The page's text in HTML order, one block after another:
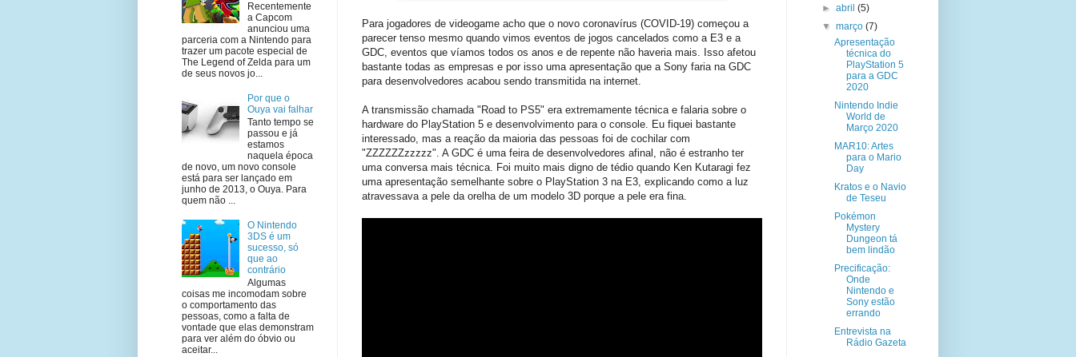
Para jogadores de videogame acho que o novo coronavírus (COVID-19) começou a
parecer tenso mesmo quando vimos eventos de jogos cancelados como a E3 e a
GDC, eventos que víamos todos os anos e de repente não haveria mais. Isso afetou
bastante todas as empresas e por isso uma apresentação que a Sony faria na GDC
para desenvolvedores acabou sendo transmitida na internet.
A transmissão chamada "Road to PS5" era extremamente técnica e falaria sobre o
hardware do PlayStation 5 e desenvolvimento para o console. Eu fiquei bastante
interessado, mas a reação da maioria das pessoas foi de cochilar com
"ZZZZZZzzzzz". A GDC é uma feira de desenvolvedores afinal, não é estranho ter
uma conversa mais técnica. Foi muito mais digno de tédio quando Ken Kutaragi fez
uma apresentação semelhante sobre o PlayStation 3 na E3, explicando como a luz
atravessava a pele da orelha de um modelo 3D porque a pele era fina.
Recentemente
a Capcom
anunciou uma
parceria com a Nintendo para
trazer um pacote especial de
The Legend of Zelda para um
de seus novos jo...
Por que o
Ouya vai falhar
Tanto tempo se
passou e já
estamos
naquela época
de novo, um novo console
está para ser lançado em
junho de 2013, o Ouya. Para
quem não ...
O Nintendo
3DS é um
sucesso, só
que ao
contrário
Algumas
coisas me incomodam sobre
o comportamento das
pessoas, como a falta de
vontade que elas demonstram
para ver além do óbvio ou
aceitar...
►abril(5)
▼março(7)
Apresentação
técnica do
PlayStation 5
para a GDC
2020
Nintendo Indie
World de
Março 2020
MAR10: Artes
para o Mario
Day
Kratos e o Navio
de Teseu
Pokémon
Mystery
Dungeon tá
bem lindão
Precificação:
Onde
Nintendo e
Sony estão
errando
Entrevista na
Rádio Gazeta